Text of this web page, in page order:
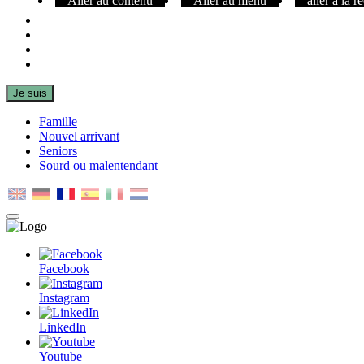
Je suis
Famille
Nouvel arrivant
Seniors
Sourd ou malentendant
MENU
PRINCIPAL
Facebook
Instagram
LinkedIn
Youtube